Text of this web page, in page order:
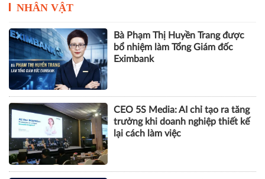
NHÂN VẬT
Bà Phạm Thị Huyền Trang được
bổ nhiệm làm Tổng Giám đốc
Eximbank
CEO 5S Media: AI chỉ tạo ra tăng
trưởng khi doanh nghiệp thiết kế
lại cách làm việc